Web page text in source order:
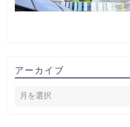
アーカイブ